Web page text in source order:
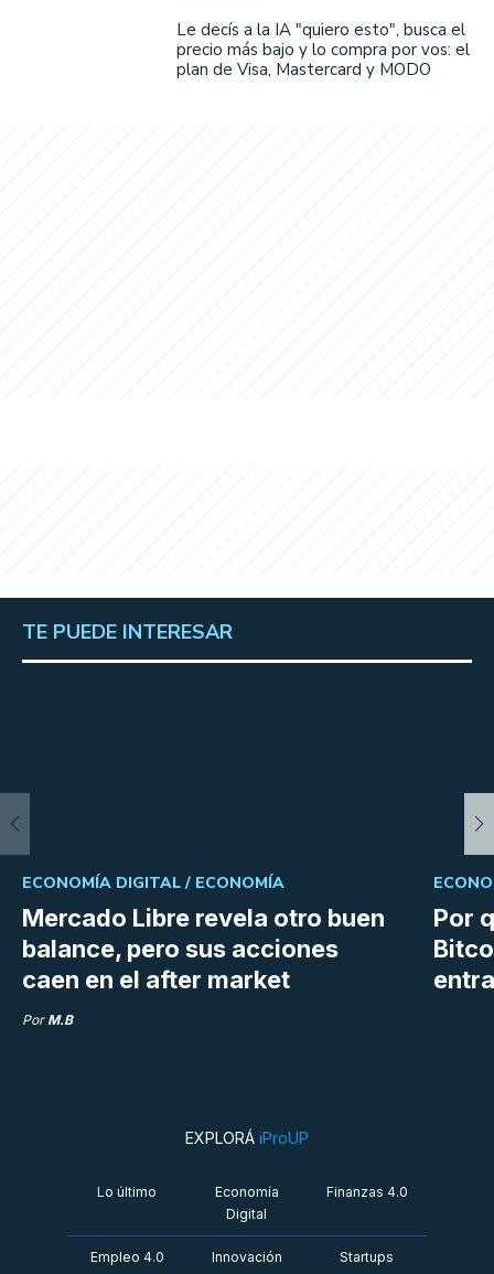
Le decís a la IA "quiero esto", busca el
precio más bajo y lo compra por vos: el
plan de Visa, Mastercard y MODO
TE PUEDE INTERESAR
Mercado Libre revela otro buen
balance, pero sus acciones
caen en el after market
ECONOMÍA DIGITAL / ECONOMÍA
Por M.B
Por
EXPLORÁ iProUP
Lo último
Economía
Digital
Finanzas 4.0
Empleo 4.0 Innovación Startups